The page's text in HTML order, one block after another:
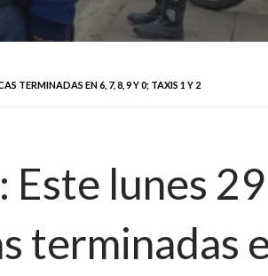
TERMINADAS EN 6, 7, 8, 9 Y 0; TAXIS 1 Y 2
Este lunes
terminadas